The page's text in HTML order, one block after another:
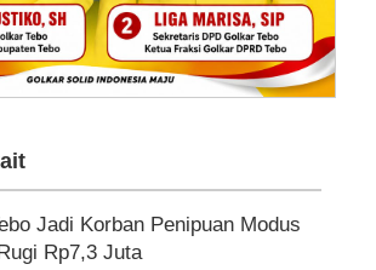
Jadi Korban Penipuan Modus
Rp7,3 Juta